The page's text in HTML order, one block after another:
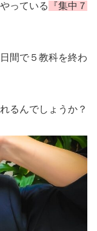
っている
『集中７
間で５教科を終わ
るんでしょうか？